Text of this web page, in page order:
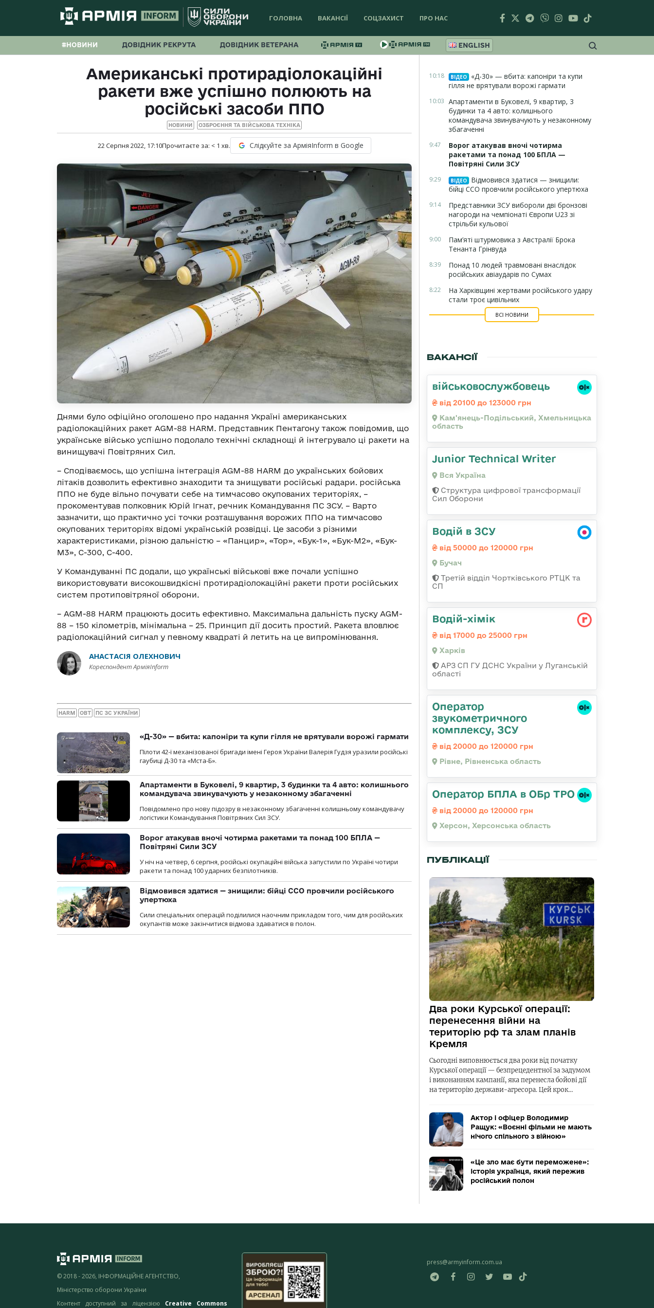
ГОЛОВНА ВАКАНСІЇ СОЦЗАХИСТ ПРО НАС
#НОВИНИ ДОВІДНИК РЕКРУТА ДОВІДНИК ВЕТЕРАНА ENGLISH
Американські протирадіолокаційні
ракети вже успішно полюють на
російські засоби ППО
НОВИНИ ОЗБРОЄННЯ ТА ВІЙСЬКОВА ТЕХНІКА
22 Серпня 2022, 17:10Прочитаєте за: < 1 хв. Слідкуйте за АрміяInform в Google
Днями було офіційно оголошено про надання Україні американських
радіолокаційних ракет AGM-88 HARM. Представник Пентагону також повідомив, що
українське військо успішно подолало технічні складнощі й інтегрувало ці ракети на
винищувачі Повітряних Сил.
– Сподіваємось, що успішна інтеграція AGM-88 HARM до українських бойових
літаків дозволить ефективно знаходити та знищувати російські радари. російська
ППО не буде вільно почувати себе на тимчасово окупованих територіях, –
прокоментував полковник Юрій Ігнат, речник Командування ПС ЗСУ. – Варто
зазначити, що практично усі точки розташування ворожих ППО на тимчасово
окупованих територіях відомі українській розвідці. Це засоби з різними
характеристиками, різною дальністю – «Панцир», «Тор», «Бук-1», «Бук-М2», «Бук-
М3», С-300, С-400.
У Командуванні ПС додали, що українські військові вже почали успішно
використовувати високошвидкісні протирадіолокаційні ракети проти російських
систем протиповітряної оборони.
– AGM-88 HARM працюють досить ефективно. Максимальна дальність пуску AGM-
88 – 150 кілометрів, мінімальна – 25. Принцип дії досить простий. Ракета вловлює
радіолокаційний сигнал у певному квадраті й летить на це випромінювання.
АНАСТАСІЯ ОЛЕХНОВИЧ
Кореспондент АрміяInform
HARM ОВТ ПС ЗС УКРАЇНИ
«Д-30» — вбита: капоніри та купи гілля не врятували ворожі гармати
Пілоти 42-ї механізованої бригади імені Героя України Валерія Гудзя уразили російські
гаубиці Д-30 та «Мста-Б».
Апартаменти в Буковелі, 9 квартир, 3 будинки та 4 авто: колишнього
командувача звинувачують у незаконному збагаченні
Повідомлено про нову підозру в незаконному збагаченні колишньому командувачу
логістики Командування Повітряних Сил ЗСУ.
Ворог атакував вночі чотирма ракетами та понад 100 БПЛА —
Повітряні Сили ЗСУ
У ніч на четвер, 6 серпня, російські окупаційні війська запустили по Україні чотири
ракети та понад 100 ударних безпілотників.
Відмовився здатися — знищили: бійці ССО провчили російського
упертюха
Сили спеціальних операцій поділилися наочним прикладом того, чим для російських
окупантів може закінчитися відмова здаватися в полон.
10:18 ВІДЕО
«Д-30» — вбита: капоніри та купи
гілля не врятували ворожі гармати
10:03 Апартаменти в Буковелі, 9 квартир, 3
будинки та 4 авто: колишнього
командувача звинувачують у незаконному
збагаченні
9:47
Ворог атакував вночі чотирма
ракетами та понад 100 БПЛА —
Повітряні Сили ЗСУ
9:29 ВІДЕО
Відмовився здатися — знищили:
бійці ССО провчили російського упертюха
9:14
Представники ЗСУ вибороли дві бронзові
нагороди на чемпіонаті Європи U23 зі
стрільби кульової
9:00
Пам’яті штурмовика з Австралії Брока
Тенанта Грінвуда
8:39
Понад 10 людей травмовані внаслідок
російських авіаударів по Сумах
8:22
На Харківщині жертвами російського удару
стали троє цивільних
ВСІ НОВИНИ
ВАКАНСІЇ
військовослужбовець
від 20100 до 123000 грн
Кам'янець-Подільський, Хмельницька
область
Junior Technical Writer
Вся Україна
Структура цифрової трансформації
Сил Оборони
Водій в ЗСУ
від 50000 до 120000 грн
Бучач
Третій відділ Чортківського РТЦК та
СП
Водій-хімік
від 17000 до 25000 грн
Харків
АРЗ СП ГУ ДСНС України у Луганській
області
Оператор
звукометричного
комплексу, ЗСУ
від 20000 до 120000 грн
Рівне, Рівненська область
Оператор БПЛА в ОБр ТРО
від 20000 до 120000 грн
Херсон, Херсонська область
ПУБЛІКАЦІЇ
Два роки Курської операції:
перенесення війни на
територію рф та злам планів
Кремля
Сьогодні виповнюється два роки від початку
Курської операції — безпрецедентної за задумом
і виконанням кампанії, яка перенесла бойові дії
на територію держави-агресора. Цей крок…
Актор і офіцер Володимир
Ращук: «Воєнні фільми не мають
нічого спільного з війною»
«Це зло має бути переможене»:
історія українця, який пережив
російський полон
© 2018 - 2026, ІНФОРМАЦІЙНЕ АГЕНТСТВО,
Міністерство оборони України
Контент доступний за ліцензією Creative Commons
press@armyinform.com.ua